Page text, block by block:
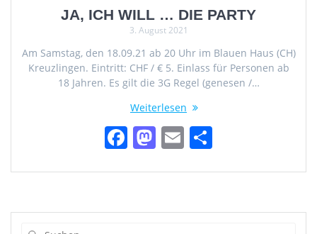
JA, ICH WILL … DIE PARTY
3. August 2021
Am Samstag, den 18.09.21 ab 20 Uhr im Blauen Haus (CH)
Kreuzlingen. Eintritt: CHF / € 5. Einlass für Personen ab
18 Jahren. Es gilt die 3G Regel (genesen /…
Weiterlesen
F
c
e
M
st
o
E
ai
l
le
n